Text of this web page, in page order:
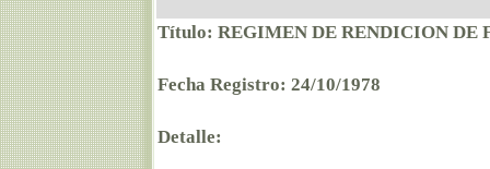
Título: REGIMEN DE RENDICION DE
Fecha Registro: 24/10/1978
Detalle: